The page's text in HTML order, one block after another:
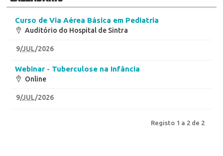
Curso de Via Aérea Básica em Pediatria
Auditório do Hospital de Sintra
9/JUL/2026
Webinar - Tuberculose na Infância
Online
9/JUL/2026
Registo 1 a 2 de 2